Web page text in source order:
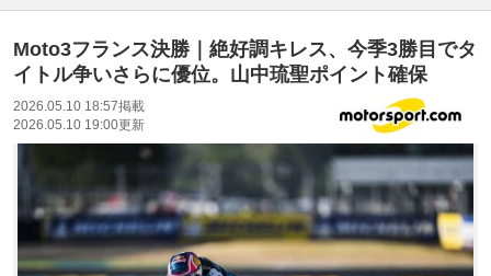
Moto3フランス決勝｜絶好調キレス、今季3勝目でタ
イトル争いさらに優位。山中琉聖ポイント確保
2026.05.10 18:57掲載
2026.05.10 19:00更新